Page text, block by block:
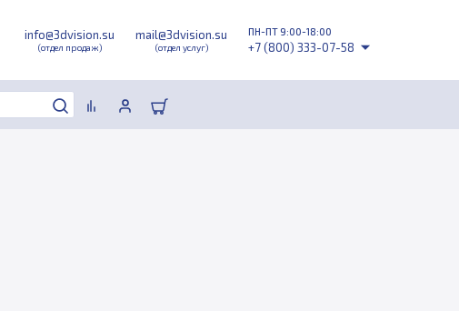
info@3dvision.su
(отдел продаж)
mail@3dvision.su
(отдел услуг)
ПН-ПТ 9:00-18:00
+7 (800) 333-07-58